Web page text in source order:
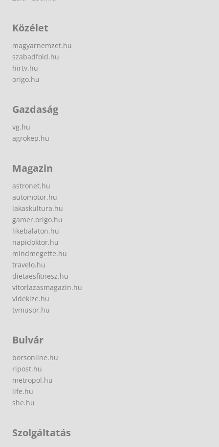
Közélet
magyarnemzet.hu
szabadfold.hu
hirtv.hu
origo.hu
Gazdaság
vg.hu
agrokep.hu
Magazin
astronet.hu
automotor.hu
lakaskultura.hu
gamer.origo.hu
likebalaton.hu
napidoktor.hu
mindmegette.hu
travelo.hu
dietaesfitnesz.hu
vitorlazasmagazin.hu
videkize.hu
tvmusor.hu
Bulvár
borsonline.hu
ripost.hu
metropol.hu
life.hu
she.hu
Szolgáltatás